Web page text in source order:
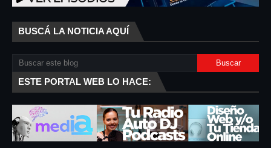
BUSCÁ LA NOTICIA AQUÍ
ESTE PORTAL WEB LO HACE: